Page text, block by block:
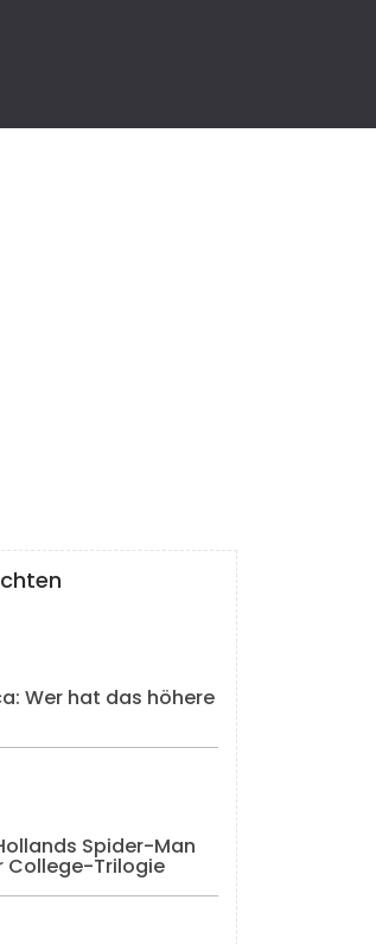
Wer hat das höhere
Spider-Man
College-Trilogie